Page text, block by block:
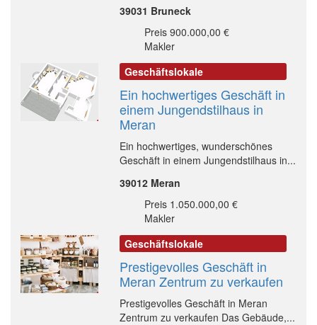
39031 Bruneck
Preis 900.000,00 €
Makler
Geschäftslokale
Ein hochwertiges Geschäft in
einem Jungendstilhaus in
Meran
Ein hochwertiges, wunderschönes
Geschäft in einem Jungendstilhaus in...
39012 Meran
Preis 1.050.000,00 €
Makler
Geschäftslokale
Prestigevolles Geschäft in
Meran Zentrum zu verkaufen
Prestigevolles Geschäft in Meran
Zentrum zu verkaufen Das Gebäude,...